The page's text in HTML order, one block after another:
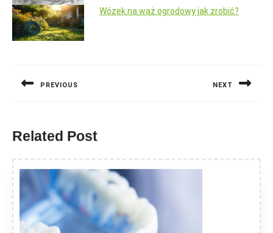
Wózek na wąż ogrodowy jak zrobić?
PREVIOUS NEXT
Related Post